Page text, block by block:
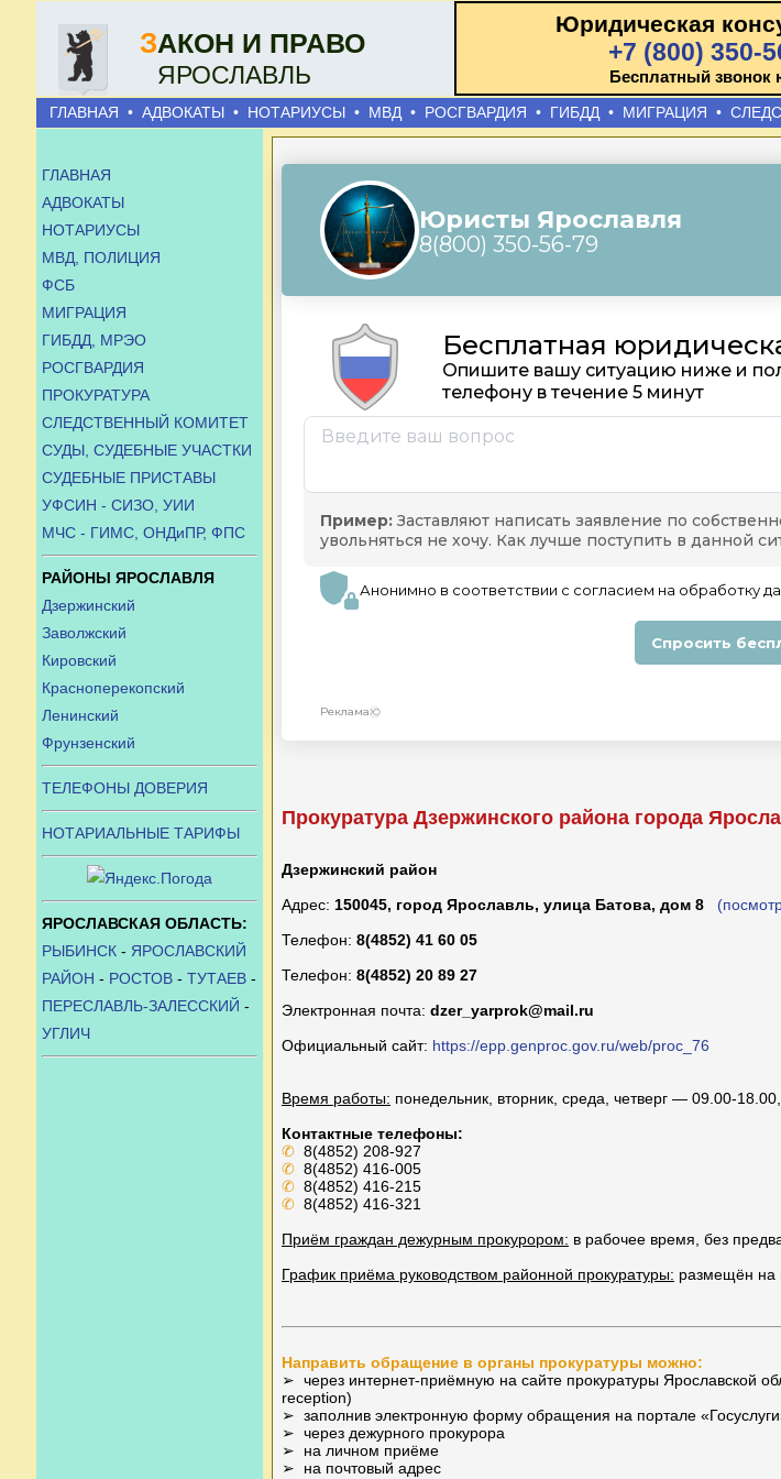
ЗАКОН И ПРАВО
ЯРОСЛАВЛЬ
Юридическая
+7 (800) 350-
Бесплатный звонок
ГЛАВНАЯ • АДВОКАТЫ • НОТАРИУСЫ • МВД • РОСГВАРДИЯ • ГИБДД • МИГРАЦИЯ •
ГЛАВНАЯ
АДВОКАТЫ
НОТАРИУСЫ
МВД, ПОЛИЦИЯ
ФСБ
МИГРАЦИЯ
ГИБДД, МРЭО
РОСГВАРДИЯ
ПРОКУРАТУРА
СЛЕДСТВЕННЫЙ КОМИТЕТ
СУДЫ, СУДЕБНЫЕ УЧАСТКИ
СУДЕБНЫЕ ПРИСТАВЫ
УФСИН - СИЗО, УИИ
МЧС - ГИМС, ОНДиПР, ФПС
РАЙОНЫ ЯРОСЛАВЛЯ
Дзержинский
Заволжский
Кировский
Красноперекопский
Ленинский
Фрунзенский
ТЕЛЕФОНЫ ДОВЕРИЯ
НОТАРИАЛЬНЫЕ ТАРИФЫ
ЯРОСЛАВСКАЯ ОБЛАСТЬ:
РЫБИНСК - ЯРОСЛАВСКИЙ
РАЙОН - РОСТОВ - ТУТАЕВ -
ПЕРЕСЛАВЛЬ-ЗАЛЕССКИЙ -
УГЛИЧ
Прокуратура Дзержинского района города
Дзержинский район
Адрес: 150045, город Ярославль, улица Батова, дом 8
Телефон: 8(4852) 41 60 05
Телефон: 8(4852) 20 89 27
Электронная почта: dzer_yarprok@mail.ru
Официальный сайт: https://epp.genproc.gov.ru/web/proc_76
Время работы: понедельник, вторник, среда, четверг — 09.00-
Контактные телефоны:
✆ 8(4852) 208-927
✆ 8(4852) 416-005
✆ 8(4852) 416-215
✆ 8(4852) 416-321
Приём граждан дежурным прокурором: в рабочее время, без
График приёма руководством районной прокуратуры: размещён на
Направить обращение в органы прокуратуры можно:
➢ через интернет-приёмную на сайтe прокуратуры Ярославской
reception)
➢ заполнив электронную форму обращения на портале
➢ через дежурного прокурора
➢ на личном приёме
➢ на почтовый адрес